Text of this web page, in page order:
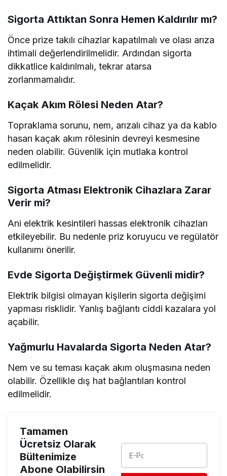
Sigorta Attıktan Sonra Hemen Kaldırılır mı?
Önce prize takılı cihazlar kapatılmalı ve olası arıza
ihtimali değerlendirilmelidir. Ardından sigorta
dikkatlice kaldırılmalı, tekrar atarsa
zorlanmamalıdır.
Kaçak Akım Rölesi Neden Atar?
Topraklama sorunu, nem, arızalı cihaz ya da kablo
hasarı kaçak akım rölesinin devreyi kesmesine
neden olabilir. Güvenlik için mutlaka kontrol
edilmelidir.
Sigorta Atması Elektronik Cihazlara Zarar
Verir mi?
Ani elektrik kesintileri hassas elektronik cihazları
etkileyebilir. Bu nedenle priz koruyucu ve regülatör
kullanımı önerilir.
Evde Sigorta Değiştirmek Güvenli midir?
Elektrik bilgisi olmayan kişilerin sigorta değişimi
yapması risklidir. Yanlış bağlantı ciddi kazalara yol
açabilir.
Yağmurlu Havalarda Sigorta Neden Atar?
Nem ve su teması kaçak akım oluşmasına neden
olabilir. Özellikle dış hat bağlantıları kontrol
edilmelidir.
Tamamen
Ücretsiz Olarak
Bültenimize
Abone Olabilirsin